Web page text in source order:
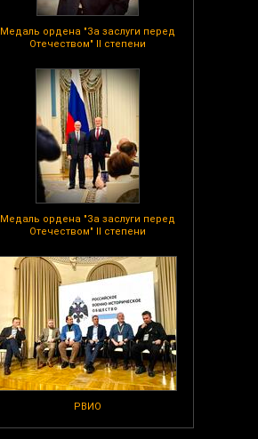
Медаль ордена "За заслуги перед
Отечеством" II степени
Медаль ордена "За заслуги перед
Отечеством" II степени
РВИО